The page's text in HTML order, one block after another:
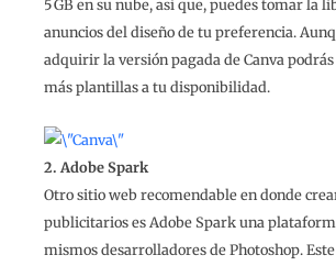
5 GB en su nube, así que, puedes tomar la
anuncios del diseño de tu preferencia.
adquirir la versión pagada de Canva
más plantillas a tu disponibilidad.
2. Adobe Spark
Otro sitio web recomendable en donde
publicitarios es Adobe Spark una
mismos desarrolladores de Photoshop.